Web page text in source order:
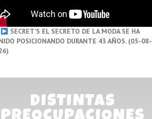
SECRET’S EL SECRETO DE LA MODA SE HA
POSICIONANDO DURANTE 43 AÑOS. (05-08-